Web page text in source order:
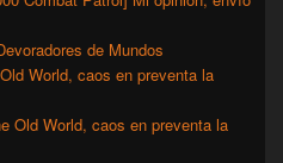
de Mundos
World, caos en preventa la
Old World, caos en preventa la